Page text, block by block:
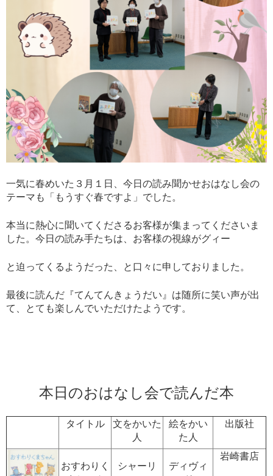
一気に春めいた３月１日、今日の読み聞かせおはなし会の
テーマも「もうすぐ春ですよ」でした。
本当に熱心に聞いてくださるお客様が集まってくださいま
した。今日の読み手たちは、お客様の視線がグィー
と迫ってくるようだった、と口々に申しておりました。
最後に読んだ『てんてんきょうだい』は随所に笑い声が出
て、とても楽しんでいただけたようです。
本日のおはなし会で読んだ本
タイトル
文をかいた
人
絵をかい
た人
出版社
おすわりく
シャーリ
ディヴィ
岩崎書店